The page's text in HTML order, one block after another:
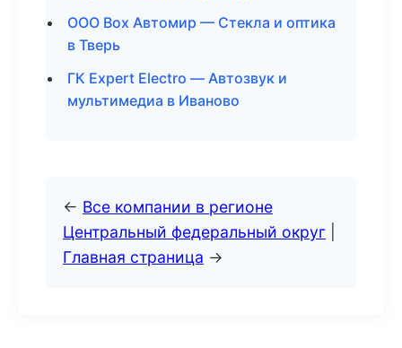
ООО Box Автомир — Стекла и оптика
в Тверь
ГК Expert Electro — Автозвук и
мультимедиа в Иваново
← Все компании в регионе
Центральный федеральный округ
Главная страница →